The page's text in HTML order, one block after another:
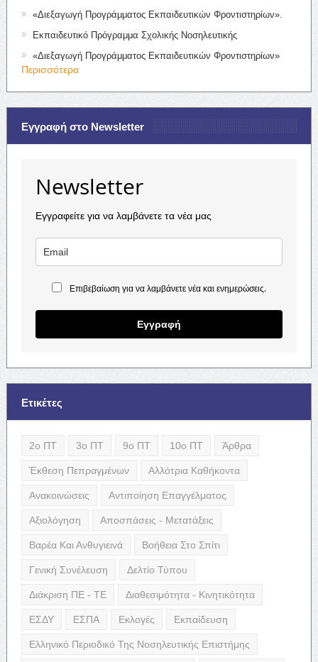
«Διεξαγωγή Προγράμματος Εκπαιδευτικών Φροντιστηρίων».
Εκπαιδευτικό Πρόγραμμα Σχολικής Νοσηλευτικής
«Διεξαγωγή Προγράμματος Εκπαιδευτικών Φροντιστηρίων»
Περισσότερα
Εγγραφή στο Newsletter
Newsletter
Εγγραφείτε για να λαμβάνετε τα νέα μας
Επιβεβαίωση για να λαμβάνετε νέα και ενημερώσεις.
Εγγραφή
Ετικέτες
2ο ΠΤ 3ο ΠΤ 9ο ΠΤ 10ο ΠΤ Άρθρα
Έκθεση Πεπραγμένων Αλλότρια Καθήκοντα
Ανακοινώσεις Αντιποίηση Επαγγέλματος
Αξιολόγηση Αποσπάσεις - Μετατάξεις
Βαρέα Και Ανθυγιεινά Βοήθεια Στο Σπίτι
Γενική Συνέλευση Δελτίο Τύπου
Διάκριση ΠΕ - ΤΕ Διαθεσιμότητα - Κινητικότητα
ΕΣΔΥ ΕΣΠΑ Εκλογές Εκπαίδευση
Ελληνικό Περιοδικό Της Νοσηλευτικής Επιστήμης